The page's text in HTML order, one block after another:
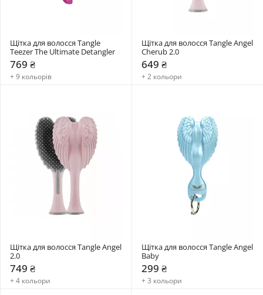
Щітка для волосся Tangle
Teezer The Ultimate Detangler
769 ₴
+ 9 кольорів
Щітка для волосся Tangle Angel
Cherub 2.0
649 ₴
+ 2 кольори
Щітка для волосся Tangle Angel
2.0
749 ₴
+ 4 кольори
Щітка для волосся Tangle Angel
Baby
299 ₴
+ 3 кольори